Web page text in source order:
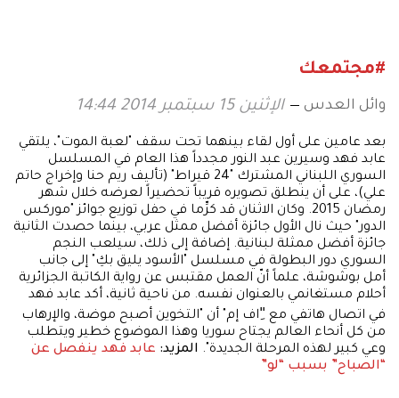
#مجتمعك
وائل العدس الإثنين 15 سبتمبر 2014 14:44
بعد عامين على أول لقاء بينهما تحت سقف "لعبة الموت"، يلتقي
عابد فهد وسيرين عبد النور مجدداً هذا العام في المسلسل
السوري اللبناني المشترك "24 قيراط" (تأليف ريم حنا وإخراج حاتم
علي)، على أن ينطلق تصويره قريباً تحضيراً لعرضه خلال شهر
رمضان 2015. وكان الاثنان قد كرِّما في حفل توزيع جوائز "موركس
الدور" حيث نال الأول جائزة أفضل ممثل عربي، بينما حصدت الثانية
جائزة أفضل ممثلة لبنانية. إضافة إلى ذلك، سيلعب النجم
السوري دور البطولة في مسلسل "الأسود يليق بكِ" إلى جانب
أمل بوشوشة، علماً أنّ العمل مقتبس عن رواية الكاتبة الجزائرية
أحلام مستغانمي بالعنوان نفسه. من ناحية ثانية، أكد عابد فهد
في اتصال هاتفي مع "ِاف إم" أن "التخوين أصبح موضة، والإرهاب
من كل أنحاء العالم يجتاح سوريا وهذا الموضوع خطير ويتطلب
وعي كبير لهذه المرحلة الجديدة". المزيد: عابد فهد ينفصل عن
“الصباح” بسبب “لو”